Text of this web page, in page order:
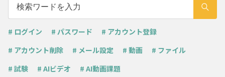
# ログイン # パスワード
# アカウント登録
# アカウント削除
# メール設定 # 動画
# ファイル
# 試験
# AIビデオ # AI動画課題